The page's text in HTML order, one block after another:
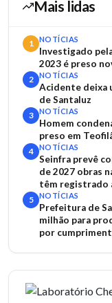
Mais lidas
1 NOTÍCIAS
Investigado
2023 é preso
2 NOTÍCIAS
Acidente deixa
de Santaluz
3 NOTÍCIAS
Homem
preso em
4 NOTÍCIAS
Seinfra prevê
de 2027 obras
têm registrado
5 NOTÍCIAS
Prefeitura de
milhão para
por